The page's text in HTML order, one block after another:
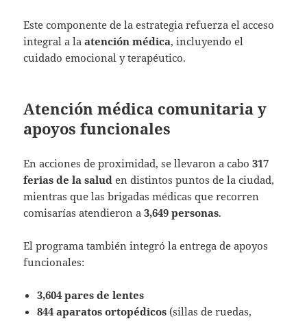
Este componente de la estrategia refuerza el acceso
integral a laatención médica, incluyendo el
cuidado emocional y terapéutico.
Atención médica comunitaria y
apoyos funcionales
En acciones de proximidad, se llevaron a cabo317
ferias de la salud en distintos puntos de la ciudad,
mientras que las brigadas médicas que recorren
comisarías atendieron a3,649 personas.
El programa también integró la entrega de apoyos
funcionales:
3,604 pares de lentes
844 aparatos ortopédicos (sillas de ruedas,